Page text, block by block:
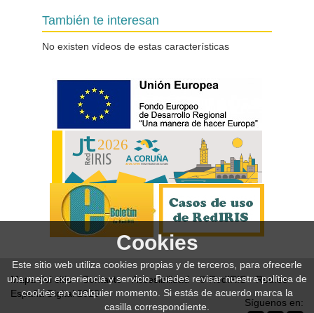
Grupos de Trabajo y Charlas
Relámpago
7' 13''
Propuesta M-IRIS "Mercado
Intercambio de Recursos
Informáticos"
También te interesan
No existen vídeos de estas características
Mapa del sitio Contacto Accesibilidad © RedIRIS
Red.es
España Digital 2026
Síguenos en:
Cookies
Este sitio web utiliza cookies propias y de terceros, para ofrecerle
una mejor experiencia y servicio. Puedes revisar nuestra política de
cookies en cualquier momento. Si estás de acuerdo marca la
casilla correspondiente.